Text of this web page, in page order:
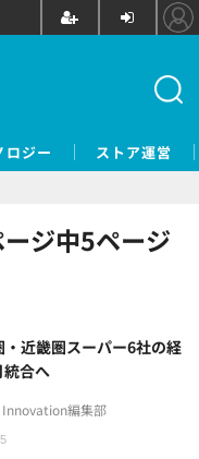
ロジー ストア運営
ジ中5ページ
・近畿圏スーパー6社の経
合へ
編集部